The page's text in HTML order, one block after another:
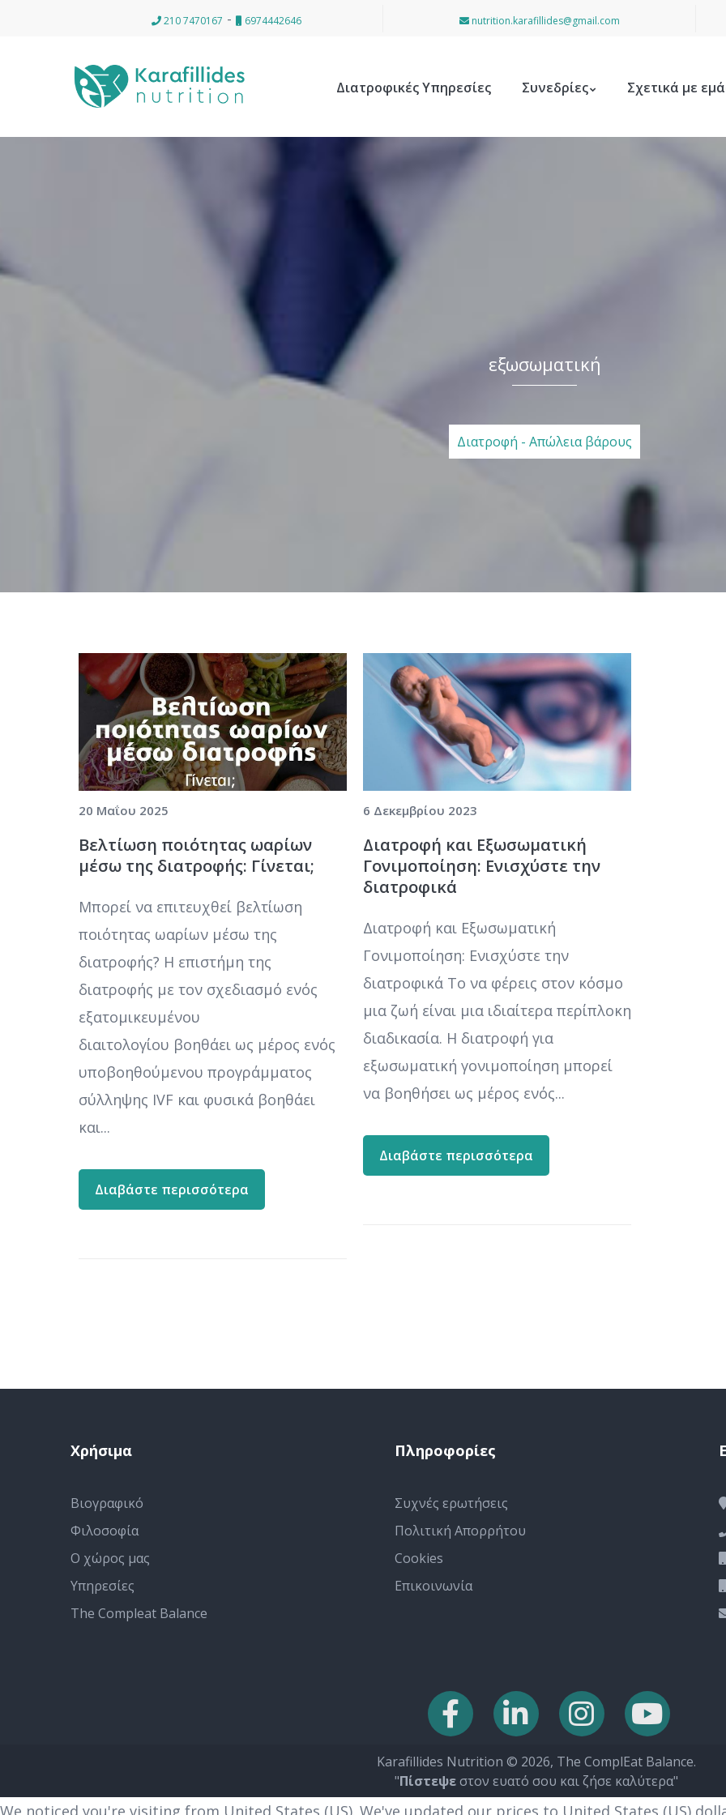
210 7470167 - 6974442646 nutrition.karafillides@gmail.com
Διατροφικές Υπηρεσίες Συνεδρίες Σχετικά με
εξωσωματική
Διατροφή - Απώλεια βάρους
20 Μαΐου 2025
Βελτίωση ποιότητας ωαρίων
μέσω της διατροφής: Γίνεται;
Μπορεί να επιτευχθεί βελτίωση
ποιότητας ωαρίων μέσω της
διατροφής? Η επιστήμη της
διατροφής με τον σχεδιασμό ενός
εξατομικευμένου
διαιτολογίου βοηθάει ως μέρος ενός
υποβοηθούμενου προγράμματος
σύλληψης IVF και φυσικά βοηθάει
και...
Διαβάστε περισσότερα
6 Δεκεμβρίου 2023
Διατροφή και Εξωσωματική
Γονιμοποίηση: Ενισχύστε την
διατροφικά
Διατροφή και Εξωσωματική
Γονιμοποίηση: Ενισχύστε την
διατροφικά Το να φέρεις στον κόσμο
μια ζωή είναι μια ιδιαίτερα περίπλοκη
διαδικασία. Η διατροφή για
εξωσωματική γονιμοποίηση μπορεί
να βοηθήσει ως μέρος ενός...
Διαβάστε περισσότερα
Χρήσιμα
Βιογραφικό
Φιλοσοφία
Ο χώρος μας
Υπηρεσίες
The Compleat Balance
Πληροφορίες
Συχνές ερωτήσεις
Πολιτική Απορρήτου
Cookies
Επικοινωνία
Karafillides Nutrition © 2026, The ComplEat Balance.
"Πίστεψεστον ευατό σου και ζήσε καλύτερα"
We noticed you're visiting from United States (US). We've updated our prices to United States (US)